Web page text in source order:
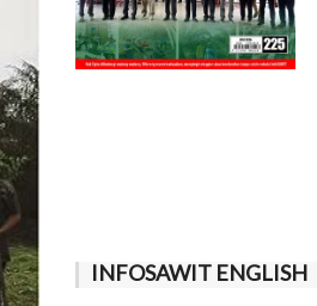
INFOSAWIT ENGLISH